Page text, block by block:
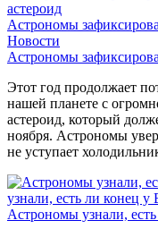
Астрономы
Новости
Астрономы
Этот год продолжает
нашей планете с
астероид, который
ноября. Астрономы
не уступает
узнали, есть ли конец у
Астрономы узнали,